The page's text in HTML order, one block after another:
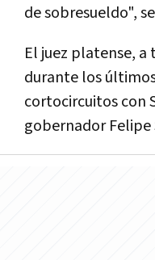
de sobresueldo",
El juez platense,
durante los
cortocircuitos con
gobernador Felipe